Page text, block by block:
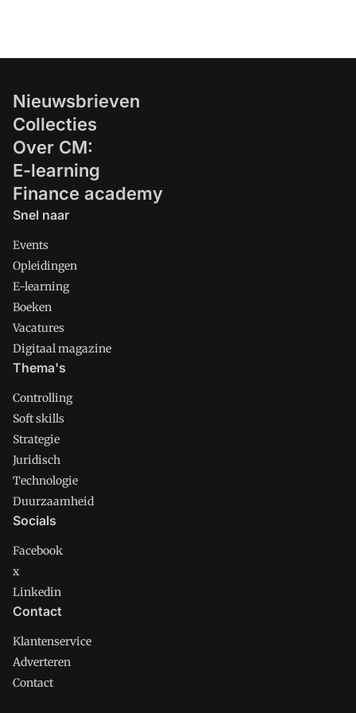
Nieuwsbrieven
Collecties
Over CM:
E-learning
Finance academy
Snel naar
Events
Opleidingen
E-learning
Boeken
Vacatures
Digitaal magazine
Thema's
Controlling
Soft skills
Strategie
Juridisch
Technologie
Duurzaamheid
Socials
Facebook
x
Linkedin
Contact
Klantenservice
Adverteren
Contact